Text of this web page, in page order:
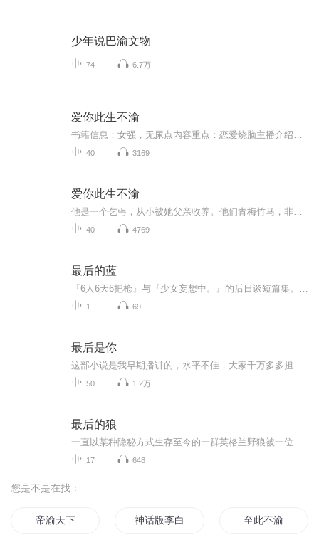
少年说巴渝文物
74 6.7万
爱你此生不渝
40 3169
爱你此生不渝
40 4769
最后的蓝
1 69
最后是你
50 1.2万
最后的狼
17 648
您是不是在找：
帝渝天下 神话版李白 至此不渝